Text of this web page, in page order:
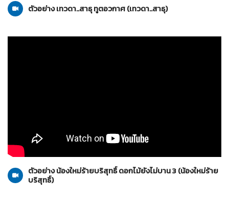
ตัวอย่าง เทวดา..สาธุ ทูตอวกาศ (เทวดา..สาธุ)
20-11-2553
ตัวอย่าง น้องใหม่ร้ายบริสุทธิ์ ดอกไม้ยังไม่บาน 3 (น้องใหม่ร้าย
บริสุทธิ์)